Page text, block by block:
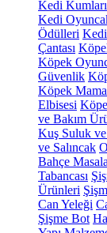
Kedi Kumları
Kedi
Ödülleri Kedi
Çantası
Köpek
Güvenlik
Köpek
Elbisesi
ve Bakım
Kuş Suluk
ve Salıncak
Bahçe
Tabancası
Ürünleri
Can Yeleği
Şişme Bot